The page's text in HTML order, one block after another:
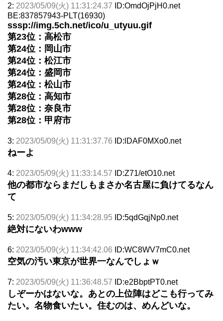
2: 2023/05/09(火) 11:31:24.37
ID:OmdOjPjH0.net
BE:837857943-PLT(16930)
sssp://img.5ch.net/ico/u_utyuu.gif
第23位：高松市
第24位：岡山市
第24位：松江市
第24位：盛岡市
第24位：松山市
第28位：高知市
第28位：奈良市
第28位：甲府市
3: 2023/05/09(火) 11:31:37.76 ID:lDAF0MXo0.net
ねーよ
4: 2023/05/09(火) 11:33:14.57 ID:Z71/etO10.net
他の都市ならまだしもまさか名古屋に負けてるなん
て
5: 2023/05/09(火) 11:34:28.95 ID:5qdGqjNp0.net
絶対にないわwww
6: 2023/05/09(火) 11:34:42.06 ID:WC8WV7mC0.net
空気の汚い東京が世界一なんでしょｗ
7: 2023/05/09(火) 11:36:48.57 ID:e2BbptPT0.net
しぞーかはないな。あとの上位陣はどこも行ってみ
たい。名物食いたい。住むのは、めんどいな。